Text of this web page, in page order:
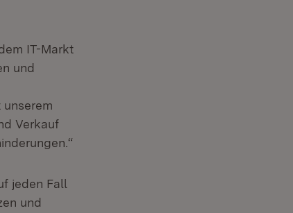
IT-Markt
und
Verkauf
jeden Fall
und